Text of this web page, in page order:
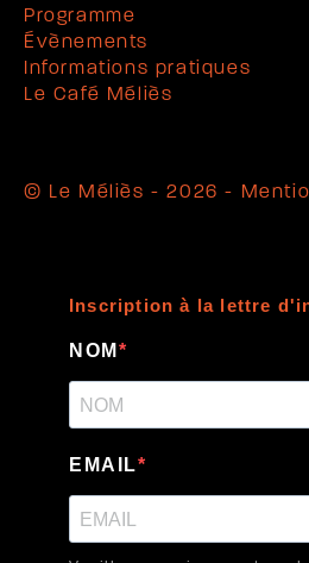
Programme
Évènements
Informations pratiques
Le Café Méliès
© Le Méliès - 2026 -
Inscription à la lettre
NOM
EMAIL